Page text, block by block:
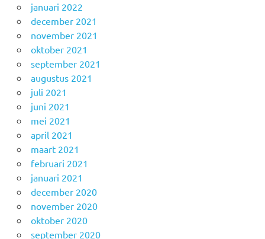
januari 2022
december 2021
november 2021
oktober 2021
september 2021
augustus 2021
juli 2021
juni 2021
mei 2021
april 2021
maart 2021
februari 2021
januari 2021
december 2020
november 2020
oktober 2020
september 2020